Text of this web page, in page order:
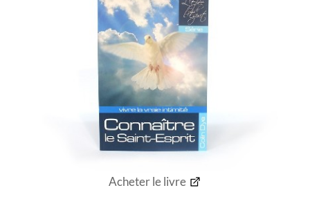
Acheter le livre